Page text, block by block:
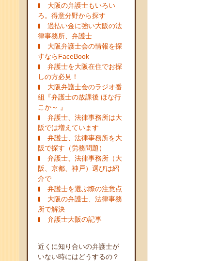
大阪の弁護士もいろい
ろ。得意分野から探す
過払い金に強い大阪の法
律事務所、弁護士
大阪弁護士会の情報を探
すならFaceBook
弁護士を大阪在住でお探
しの方必見！
大阪弁護士会のラジオ番
組『弁護士の放課後 ほな行
こか～ 』
弁護士、法律事務所は大
阪では増えています
弁護士、法律事務所を大
阪で探す（労務問題）
弁護士、法律事務所（大
阪、京都、神戸）選びは紹
介で
弁護士を選ぶ際の注意点
大阪の弁護士、法律事務
所で解決
弁護士大阪の記事
近くに知り合いの弁護士が
いない時にはどうするの？